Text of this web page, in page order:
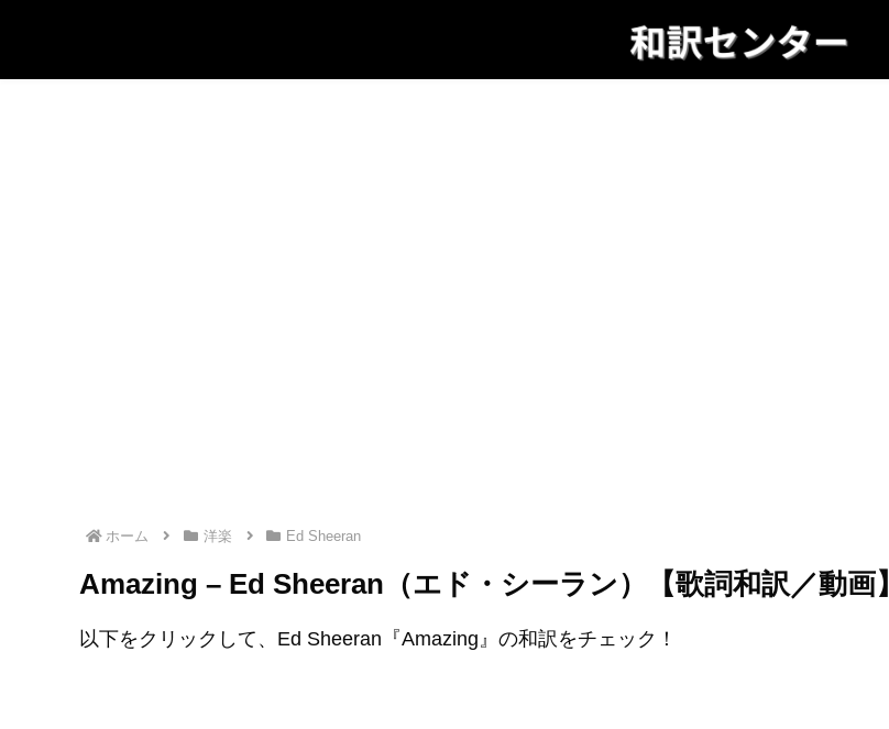
ホーム 洋楽 Ed Sheeran
Amazing – Ed Sheeran（エド・シーラン）【歌詞和訳／動画】
以下をクリックして、Ed Sheeran『Amazing』の和訳をチェック！